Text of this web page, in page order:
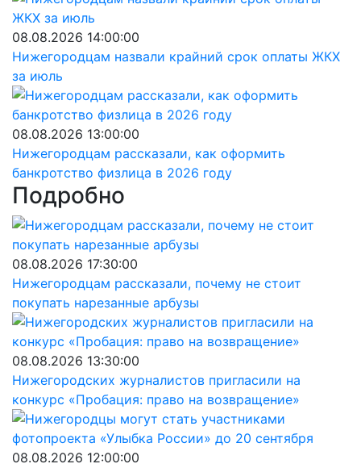
08.08.2026 14:00:00
Нижегородцам назвали крайний срок оплаты ЖКХ
за июль
08.08.2026 13:00:00
Нижегородцам рассказали, как оформить
банкротство физлица в 2026 году
Подробно
08.08.2026 17:30:00
Нижегородцам рассказали, почему не стоит
покупать нарезанные арбузы
08.08.2026 13:30:00
Нижегородских журналистов пригласили на
конкурс «Пробация: право на возвращение»
08.08.2026 12:00:00